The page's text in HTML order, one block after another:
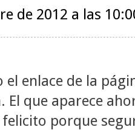
de 2012 a las
el enlace de la
El que aparece
felicito porque